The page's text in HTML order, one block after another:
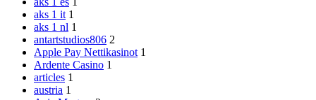
aks 1 it 1
aks 1 nl 1
antartstudios806 2
Apple Pay Nettikasinot 1
Ardente Casino 1
articles 1
austria 1